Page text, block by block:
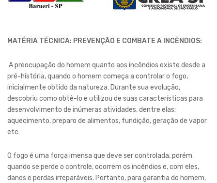
MATÉRIA TÉCNICA: PREVENÇÃO E COMBATE A INCÊNDIOS:
A preocupação do homem quanto aos incêndios existe desde a
pré-história, quando o homem começa a controlar o fogo,
inicialmente obtido da natureza. Durante sua evolução,
descobriu como obtê-lo e utilizou de suas características para
desenvolvimento de inúmeras atividades, dentre elas:
aquecimento, preparo de alimentos, fundição, geração de vapor
etc.
O fogo é uma força imensa que deve ser controlada, porém
quando se perde o controle, ocorrem os incêndios e, com eles,
danos e perdas irreparáveis. Portanto, para garantia do homem,